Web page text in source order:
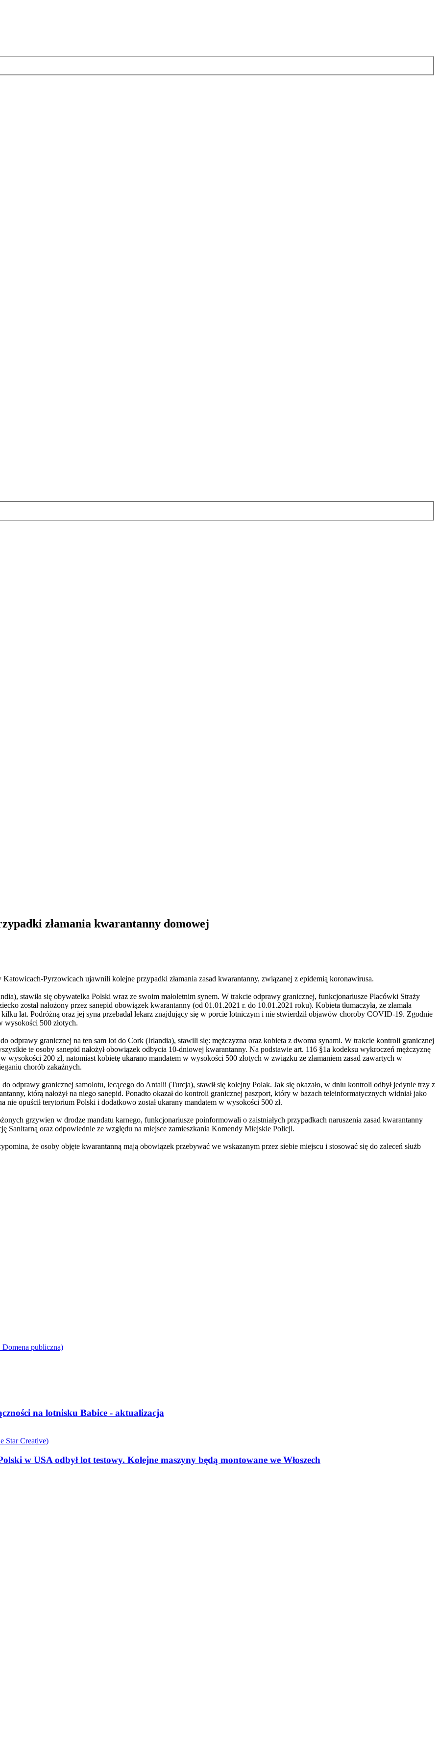
złamania kwarantanny domowej
Pyrzowicach ujawnili kolejne przypadki złamania zasad kwarantanny, związanej z epidemią koronawirusa.
stawiła się obywatelka Polski wraz ze swoim małoletnim synem. W trakcie odprawy granicznej, funkcjonariusze Placówki Straży
został nałożony przez sanepid obowiązek kwarantanny (od 01.01.2021 r. do 10.01.2021 roku). Kobieta tłumaczyła, że złamała
lat. Podróżną oraz jej syna przebadał lekarz znajdujący się w porcie lotniczym i nie stwierdził objawów choroby COVID-19. Zgodnie
wysokości 500 złotych.
odprawy granicznej na ten sam lot do Cork (Irlandia), stawili się: mężczyzna oraz kobieta z dwoma synami. W trakcie kontroli granicznej
te osoby sanepid nałożył obowiązek odbycia 10-dniowej kwarantanny. Na podstawie art. 116 §1a kodeksu wykroczeń mężczyznę
wysokości 200 zł, natomiast kobietę ukarano mandatem w wysokości 500 złotych w związku ze złamaniem zasad zawartych w
chorób zakaźnych.
odprawy granicznej samolotu, lecącego do Antalii (Turcja), stawił się kolejny Polak. Jak się okazało, w dniu kontroli odbył jedynie trzy z
którą nałożył na niego sanepid. Ponadto okazał do kontroli granicznej paszport, który w bazach teleinformatycznych widniał jako
nie opuścił terytorium Polski i dodatkowo został ukarany mandatem w wysokości 500 zł.
grzywien w drodze mandatu karnego, funkcjonariusze poinformowali o zaistniałych przypadkach naruszenia zasad kwarantanny
Sanitarną oraz odpowiednie ze względu na miejsce zamieszkania Komendy Miejskie Policji.
że osoby objęte kwarantanną mają obowiązek przebywać we wskazanym przez siebie miejscu i stosować się do zaleceń służb
na lotnisku Babice - aktualizacja
w USA odbył lot testowy. Kolejne maszyny będą montowane we Włoszech